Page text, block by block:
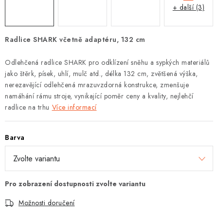
Návody na montáž
Radlice SHARK včetně adaptéru, 132 cm
Odlehčená radlice SHARK pro odklízení sněhu a sypkých materiálů
jako štěrk, písek, uhlí, mulč atd., délka 132 cm, zvětšená výška,
nerezavějící odlehčená mrazuvzdorná konstrukce, zmenšuje
namáhání rámu stroje, vynikající poměr ceny a kvality, nejlehčí
radlice na trhu Více informací
Barva
Možnosti doručení
+ další (3)